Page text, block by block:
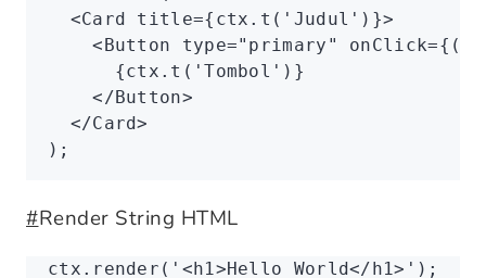
  <
Card title={ ctx .t ( 'Judul' )}>
    <
Button type="primary" onClick={()
      {
ctx .t ( 'Tombol' )}
    </
Button>
  </
Card>
);
#Render String HTML
ctx .render ( '<h1>Hello World</h1>' );